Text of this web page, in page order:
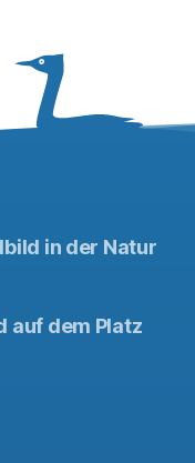
in der Natur
auf dem Platz